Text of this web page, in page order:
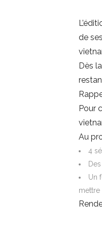
de
Dès
Pour
Au
4
Un
mettre